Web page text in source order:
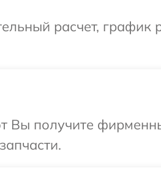
расчет, график
Вы получите